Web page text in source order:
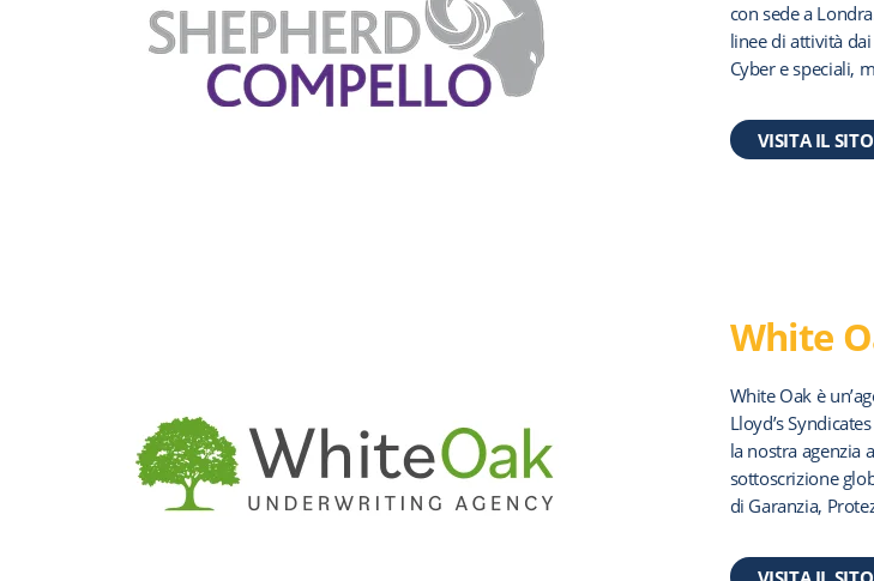
con sede a
linee di attività
Cyber e speciali,
VISITA IL
White
White Oak è
Lloyd’s
la nostra agenzia
sottoscrizione
di Garanzia,